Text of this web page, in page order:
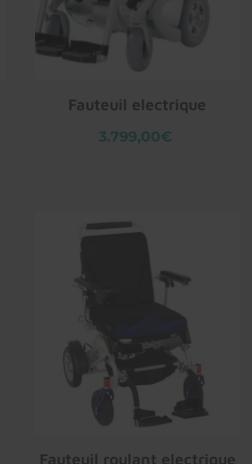
Fauteuil electrique
3.799,00€
Fauteuil roulant electrique